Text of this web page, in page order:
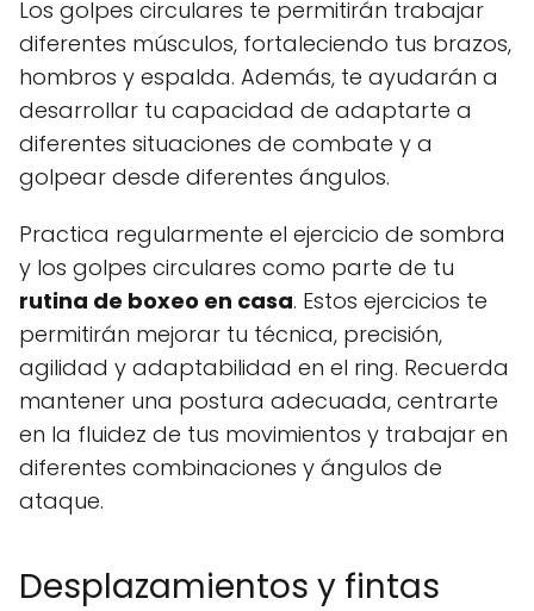
Los golpes circulares te permitirán trabajar
diferentes músculos, fortaleciendo tus brazos,
hombros y espalda. Además, te ayudarán a
desarrollar tu capacidad de adaptarte a
diferentes situaciones de combate y a
golpear desde diferentes ángulos.
Practica regularmente el ejercicio de sombra
y los golpes circulares como parte de tu
rutina de boxeo en casa. Estos ejercicios te
permitirán mejorar tu técnica, precisión,
agilidad y adaptabilidad en el ring. Recuerda
mantener una postura adecuada, centrarte
en la fluidez de tus movimientos y trabajar en
diferentes combinaciones y ángulos de
ataque.
Desplazamientos y fintas